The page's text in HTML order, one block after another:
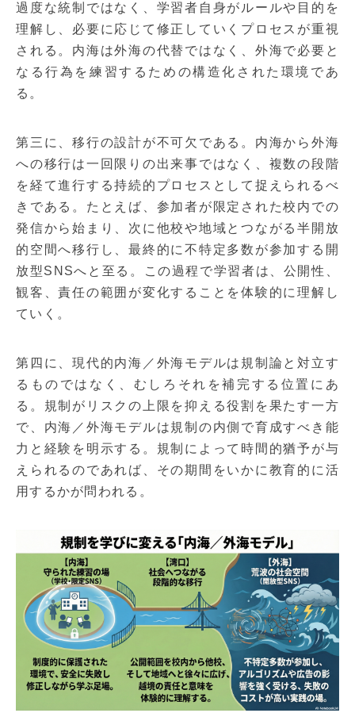
過度な統制ではなく、学習者自身がルールや目的を
理解し、必要に応じて修正していくプロセスが重視
される。内海は外海の代替ではなく、外海で必要と
なる行為を練習するための構造化された環境であ
る。
第三に、移行の設計が不可欠である。内海から外海
への移行は一回限りの出来事ではなく、複数の段階
を経て進行する持続的プロセスとして捉えられるべ
きである。たとえば、参加者が限定された校内での
発信から始まり、次に他校や地域とつながる半開放
的空間へ移行し、最終的に不特定多数が参加する開
放型SNSへと至る。この過程で学習者は、公開性、
観客、責任の範囲が変化することを体験的に理解し
ていく。
第四に、現代的内海／外海モデルは規制論と対立す
るものではなく、むしろそれを補完する位置にあ
る。規制がリスクの上限を抑える役割を果たす一方
で、内海／外海モデルは規制の内側で育成すべき能
力と経験を明示する。規制によって時間的猶予が与
えられるのであれば、その期間をいかに教育的に活
用するかが問われる。